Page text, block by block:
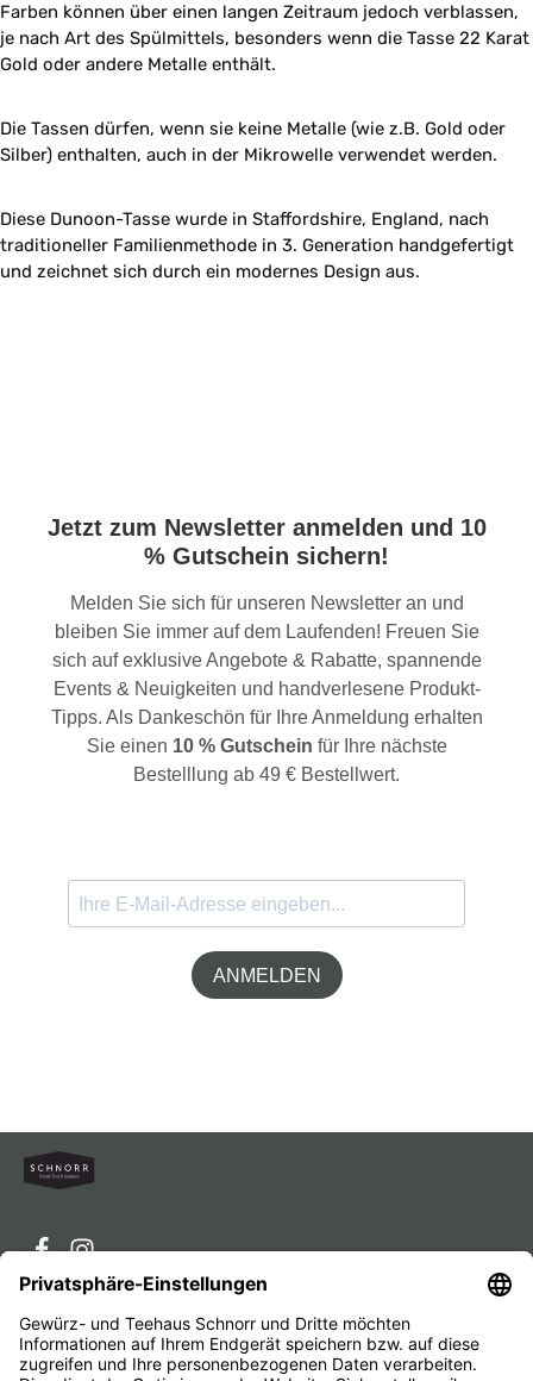
Farben können über einen langen Zeitraum jedoch verblassen,
je nach Art des Spülmittels, besonders wenn die Tasse 22 Karat
Gold oder andere Metalle enthält.
Die Tassen dürfen, wenn sie keine Metalle (wie z.B. Gold oder
Silber) enthalten, auch in der Mikrowelle verwendet werden.
Diese Dunoon-Tasse wurde in Staffordshire, England, nach
traditioneller Familienmethode in 3. Generation handgefertigt
und zeichnet sich durch ein modernes Design aus.
Jetzt zum Newsletter anmelden und 10
% Gutschein sichern!
Melden Sie sich für unseren Newsletter an und
bleiben Sie immer auf dem Laufenden! Freuen Sie
sich auf exklusive Angebote & Rabatte, spannende
Events & Neuigkeiten und handverlesene Produkt-
Tipps. Als Dankeschön für Ihre Anmeldung erhalten
Sie einen 10 % Gutschein für Ihre nächste
Bestelllung ab 49 € Bestellwert.
ANMELDEN
Service-Hotline